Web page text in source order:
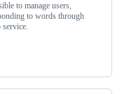
to manage users,
to words through